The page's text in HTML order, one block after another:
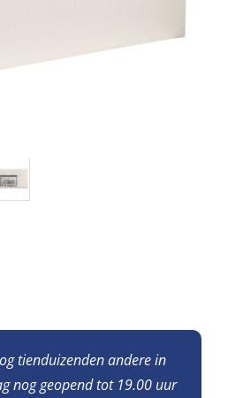
tienduizenden andere in
nog geopend tot 19.00 uur